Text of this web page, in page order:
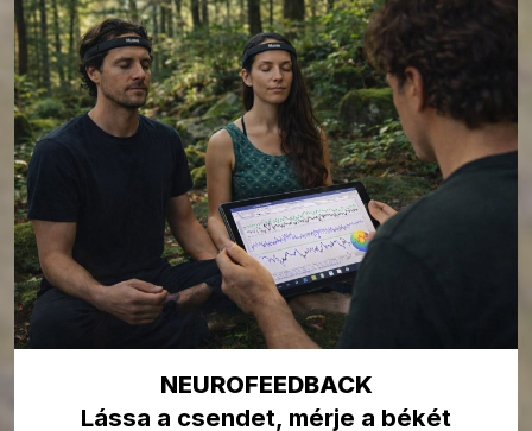
NEUROFEEDBACK
Lássa a csendet, mérje a békét